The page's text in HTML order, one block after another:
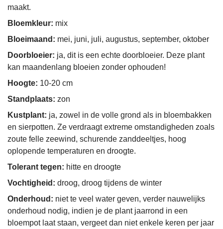
maakt.
Bloemkleur: mix
Bloeimaand: mei, juni, juli, augustus, september, oktober
Doorbloeier: ja, dit is een echte doorbloeier. Deze plant
kan maandenlang bloeien zonder ophouden!
Hoogte: 10-20 cm
Standplaats: zon
Kustplant: ja, zowel in de volle grond als in bloembakken
en sierpotten. Ze verdraagt extreme omstandigheden zoals
zoute felle zeewind, schurende zanddeeltjes, hoog
oplopende temperaturen en droogte.
Tolerant tegen: hitte en droogte
Vochtigheid: droog, droog tijdens de winter
Onderhoud: niet te veel water geven, verder nauwelijks
onderhoud nodig, indien je de plant jaarrond in een
bloempot laat staan, vergeet dan niet enkele keren per jaar